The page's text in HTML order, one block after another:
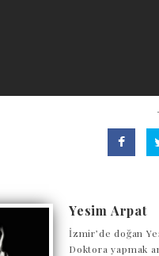
Yesim Arpat
İzmir’de doğan
Doktora yapmak